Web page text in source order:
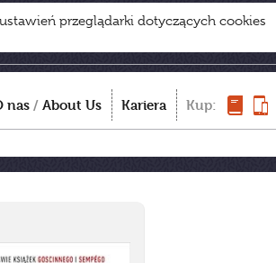
przeglądarki dotyczących cookies
nas / About Us Kariera Kup: